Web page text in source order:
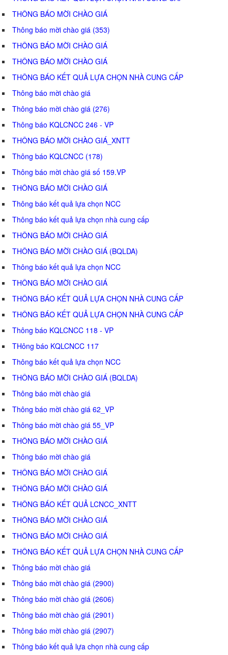
THÔNG BÁO MỜI CHÀO GIÁ
Thông báo mời chào giá (353)
THÔNG BÁO MỜI CHÀO GIÁ
THÔNG BÁO MỜI CHÀO GIÁ
THÔNG BÁO KẾT QUẢ LỰA CHỌN NHÀ CUNG CẤP
Thông báo mời chào giá
Thông báo mời chào giá (276)
Thông báo KQLCNCC 246 - VP
THÔNG BÁO MỜI CHÀO GIÁ_XNTT
Thông báo KQLCNCC (178)
Thông báo mời chào giá số 159.VP
THÔNG BÁO MỜI CHÀO GIÁ
Thông báo kết quả lựa chọn NCC
Thông báo kết quả lựa chọn nhà cung cấp
THÔNG BÁO MỜI CHÀO GIÁ
THÔNG BÁO MỜI CHÀO GIÁ (BQLDA)
Thông báo kết quả lựa chọn NCC
THÔNG BÁO MỜI CHÀO GIÁ
THÔNG BÁO KẾT QUẢ LỰA CHỌN NHÀ CUNG CẤP
THÔNG BÁO KẾT QUẢ LỰA CHỌN NHÀ CUNG CẤP
Thông báo KQLCNCC 118 - VP
THông báo KQLCNCC 117
Thông báo kết quả lựa chọn NCC
THÔNG BÁO MỜI CHÀO GIÁ (BQLDA)
Thông báo mời chào giá
Thông báo mời chào giá 62_VP
Thông báo mời chào giá 55_VP
THÔNG BÁO MỜI CHÀO GIÁ
Thông báo mời chào giá
THÔNG BÁO MỜI CHÀO GIÁ
THÔNG BÁO MỜI CHÀO GIÁ
THÔNG BÁO KẾT QUẢ LCNCC_XNTT
THÔNG BÁO MỜI CHÀO GIÁ
THÔNG BÁO MỜI CHÀO GIÁ
THÔNG BÁO KẾT QUẢ LỰA CHỌN NHÀ CUNG CẤP
Thông báo mời chào giá
Thông báo mời chào giá (2900)
Thông báo mời chào giá (2606)
Thông báo mời chào giá (2901)
Thông báo mời chào giá (2907)
Thông báo kết quả lựa chọn nhà cung cấp